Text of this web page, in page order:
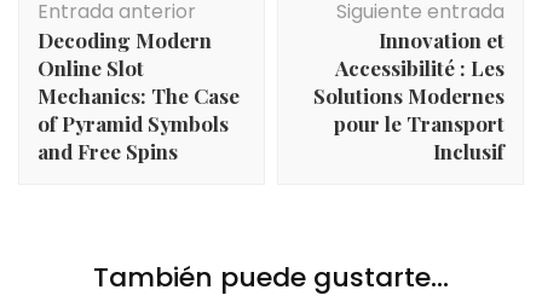
de
entradas
Entrada anterior
Decoding Modern
Online Slot
Mechanics: The Case
of Pyramid Symbols
and Free Spins
Siguiente entrada
Innovation et
Accessibilité : Les
Solutions Modernes
pour le Transport
Inclusif
También puede gustarte...